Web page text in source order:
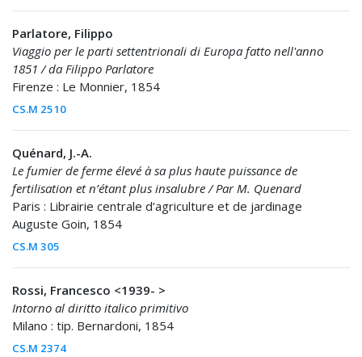
Parlatore, Filippo
Viaggio per le parti settentrionali di Europa fatto nell'anno
1851 / da Filippo Parlatore
Firenze : Le Monnier, 1854
CS.M 2510
Quénard, J.-A.
Le fumier de ferme élevé à sa plus haute puissance de
fertilisation et n’étant plus insalubre / Par M. Quenard
Paris : Librairie centrale d’agriculture et de jardinage
Auguste Goin, 1854
CS.M 305
Rossi, Francesco <1939- >
Intorno al diritto italico primitivo
Milano : tip. Bernardoni, 1854
CS.M 2374